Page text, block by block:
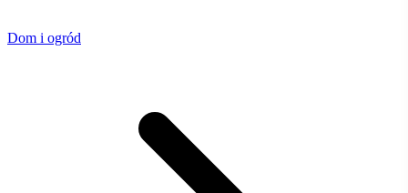
Dom i ogród